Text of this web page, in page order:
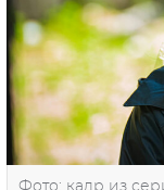
Фото: кадр из